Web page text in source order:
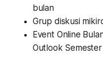
bulan
Grup diskusi
Event Online
Outlook